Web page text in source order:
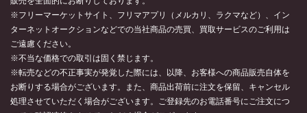
※フリーマーケットサイト、フリマアプリ（メルカリ、ラクマなど）、イン
ターネットオークションなどでの当社商品の売買、買取サービスのご利用は
ご遠慮ください。
※不当な価格での取引は固く禁じます。
※転売などの不正事実が発覚した際には、以降、お客様への商品販売自体を
お断りする場合がございます。また、商品出荷前に注文を保留、キャンセル
処理させていただく場合がございます。ご登録先のお電話番号にご注文につ